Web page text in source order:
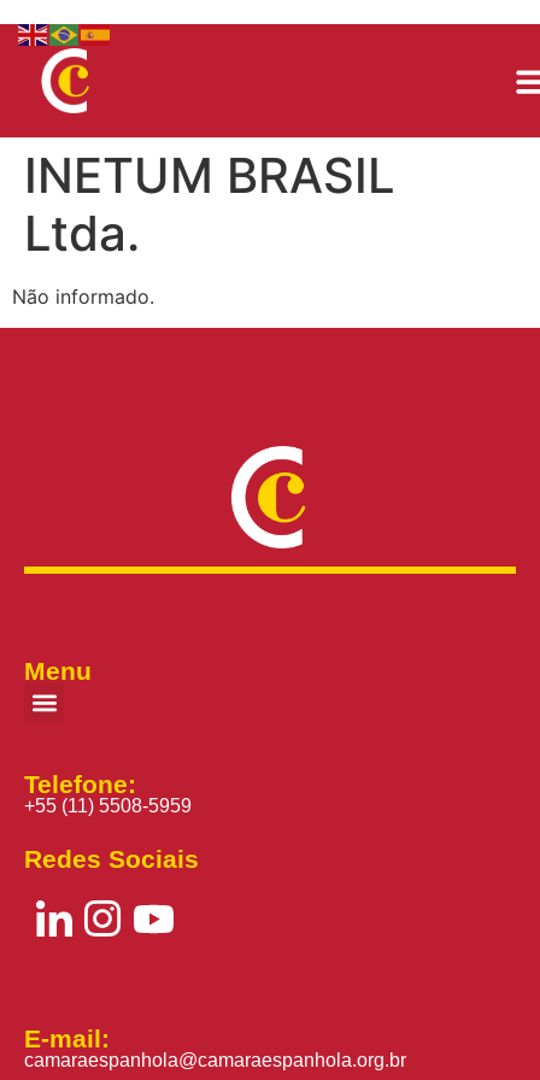
INETUM BRASIL
Ltda.
Não informado.
Menu
Telefone:
+55 (11) 5508-5959
Redes Sociais
E-mail:
camaraespanhola@camaraespanhola.org.br